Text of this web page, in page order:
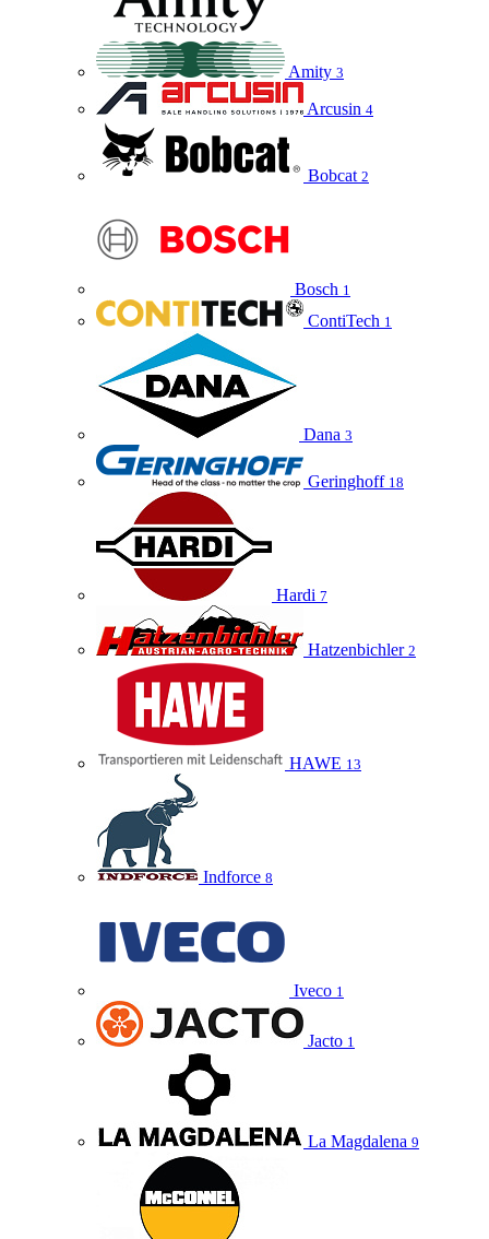
Amity 3
Arcusin 4
Bobcat 2
Bosch 1
ContiTech 1
Dana 3
Geringhoff 18
Hardi 7
Hatzenbichler 2
HAWE 13
Indforce 8
Iveco 1
Jacto 1
La Magdalena 9